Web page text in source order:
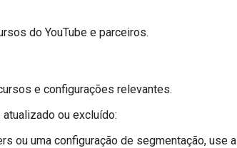
do YouTube e parceiros.
e configurações relevantes.
ou excluído:
ou uma configuração de segmentação, use a